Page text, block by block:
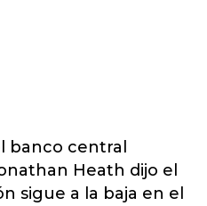
banco central
Heath dijo el
sigue a la baja en el